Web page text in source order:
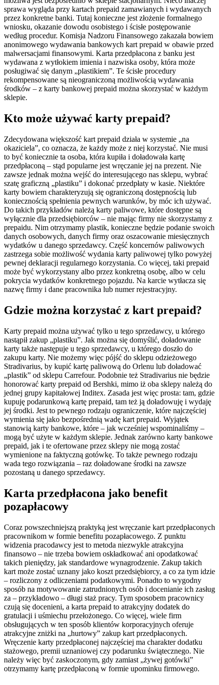
sprawa wygląda przy kartach prepaid zamawianych i wydawanych
przez konkretne banki. Tutaj konieczne jest złożenie formalnego
wniosku, okazanie dowodu osobistego i ścisłe postępowanie
według procedur. Komisja Nadzoru Finansowego zakazała bowiem
anonimowego wydawania bankowych kart prepaid w obawie przed
malwersacjami finansowymi. Karta przedpłacona z banku jest
wydawana z wytłokiem imienia i nazwiska osoby, która może
posługiwać się danym „plastikiem”. Te ścisłe procedury
rekompensowane są nieograniczoną możliwością wydawania
środków – z karty bankowej prepaid można skorzystać w każdym
sklepie.
Kto może używać karty prepaid?
Zdecydowana większość kart prepaid działa w systemie „na
okaziciela”, co oznacza, że każdy może z niej korzystać. Nie musi
to być koniecznie ta osoba, która kupiła i doładowała kartę
przedpłaconą – stąd popularne jest wręczanie jej na prezent. Nie
zawsze jednak można wejść do interesującego nas sklepu, wybrać
szatę graficzną „plastiku” i dokonać przedpłaty w kasie. Niektóre
karty bowiem charakteryzują się ograniczoną dostępnością lub
koniecznością spełnienia pewnych warunków, by móc ich używać.
Do takich przykładów należą karty paliwowe, które dostępne są
wyłącznie dla przedsiębiorców – nie mając firmy nie skorzystamy z
prepaidu. Nim otrzymamy plastik, konieczne będzie podanie swoich
danych osobowych, danych firmy oraz oszacowanie miesięcznych
wydatków u danego sprzedawcy. Część koncernów paliwowych
zastrzega sobie możliwość wydania karty paliwowej tylko powyżej
pewnej deklaracji regularnego korzystania. Co więcej, taki prepaid
może być wykorzystany albo przez konkretną osobę, albo w celu
pokrycia wydatków konkretnego pojazdu. Na karcie wytłacza się
nazwę firmy i dane pracownika lub numer rejestracyjny.
Gdzie można korzystać z kart prepaid?
Karty prepaid można używać tylko u tego sprzedawcy, u którego
nastąpił zakup „plastiku”. Jak można się domyślić, doładowanie
karty także następuje u tego sprzedawcy, u którego doszło do
zakupu karty. Nie możemy więc pójść do sklepu odzieżowego
Stradivarius, by kupić kartę paliwową do Orlenu lub doładować
„plastik” od sklepu Carrefour. Podobnie też Stradivarius nie będzie
honorować karty prepaid od Bershki, mimo iż oba sklepy należą do
jednej grupy kapitałowej Inditex. Zasada jest więc prosta: tam, gdzie
kupuję podarunkową kartę prepaid, tam też ją doładowuję i wydaję
jej środki. Jest to pewnego rodzaju ograniczenie, które najczęściej
wymienia się jako bezpośrednią wadę kart prepaid. Wyjątek
stanowią karty bankowe, które – jak wcześniej wspominaliśmy –
mogą być użyte w każdym sklepie. Jednak zarówno karty bankowe
prepaid, jak i te ofertowane przez sklepy nie mogą zostać
wymienione na faktyczną gotówkę. To także pewnego rodzaju
wada tego rozwiązania – raz doładowane środki na zawsze
pozostaną u danego sprzedawcy.
Karta przedpłacona jako benefit
pozapłacowy
Coraz powszechniejszą praktyką jest wręczanie kart przedpłaconych
pracownikom w formie benefitu pozapłacowego. Z punktu
widzenia pracodawcy jest to metoda niezwykle atrakcyjna
finansowo – nie trzeba bowiem oskładkować ani opodatkować
takich pieniędzy, jak standardowe wynagrodzenie. Zakup takich
kart może zostać uznany jako koszt przedsiębiorcy, a co za tym idzie
– rozliczony z odliczeniami podatkowymi. Ponadto to wygodny
sposób na motywowanie zatrudnionych osób i docenianie ich zasług
za – przykładowo – długi staż pracy. Tym sposobem pracownicy
czują się docenieni, a karta prepaid to atrakcyjny dodatek do
gratulacji i uśmiechu przełożonego. Co więcej, wiele firm
obsługujących w ten sposób klientów korporacyjnych oferuje
atrakcyjne zniżki na „hurtowy” zakup kart przedpłaconych.
Wręczenie karty przedpłaconej najczęściej ma charakter dodatku
stażowego, premii uznaniowej czy podarunku świątecznego. Nie
należy więc być zaskoczonym, gdy zamiast „żywej gotówki”
otrzymamy kartę przedpłaconą w formie upominku firmowego.